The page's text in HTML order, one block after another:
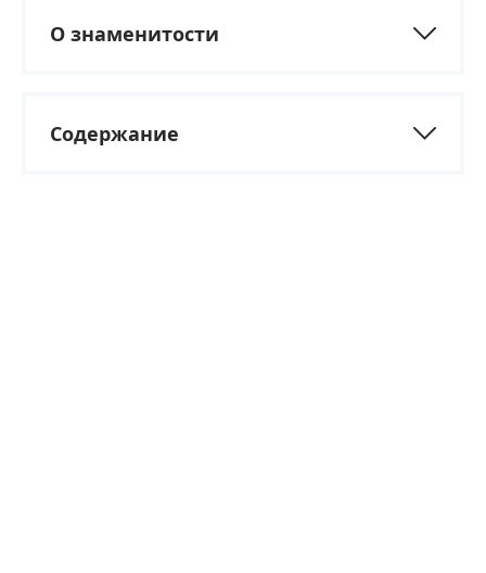
О знаменитости
Содержание